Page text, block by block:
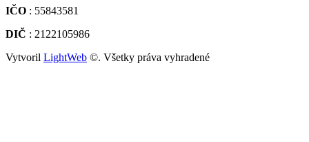
IČO : 55843581
DIČ : 2122105986
Vytvoril LightWeb ©. Všetky práva vyhradené